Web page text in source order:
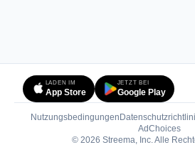
LADEN IM
App Store
JETZT BEI
Google Play
Nutzungsbedingungen
AdChoices
© 2026 Streema, Inc. Alle